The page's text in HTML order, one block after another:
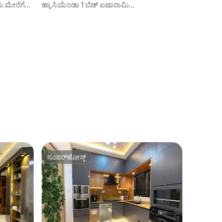
ಮೇರೆಗೆ
ಹ್ಯಾಸಿಯೆಂಡಾ 1 ಬೆಡ್ ಐಷಾರಾಮಿ
ಸೂಪರ್‌ಹೋಸ್ಟ್
ಸೂಪರ್‌ಹೋಸ್ಟ್